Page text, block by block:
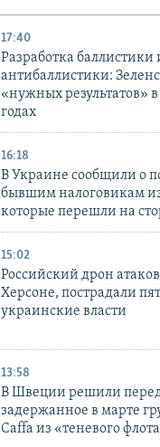
17:40
Разработка баллистики
антибаллистики:
«нужных результатов»
годах
16:18
В Украине сообщили о
бывшим налоговикам
которые перешли на
15:02
Российский дрон
Херсоне, пострадали
украинские власти
13:58
В Швеции решили
задержанное в марте
Caffa из «теневого